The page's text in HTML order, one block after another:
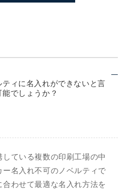
ィに名入れができないと言
でしょうか？
ている複数の印刷工場の中
名入れ不可のノベルティで
合わせて最適な名入れ方法を